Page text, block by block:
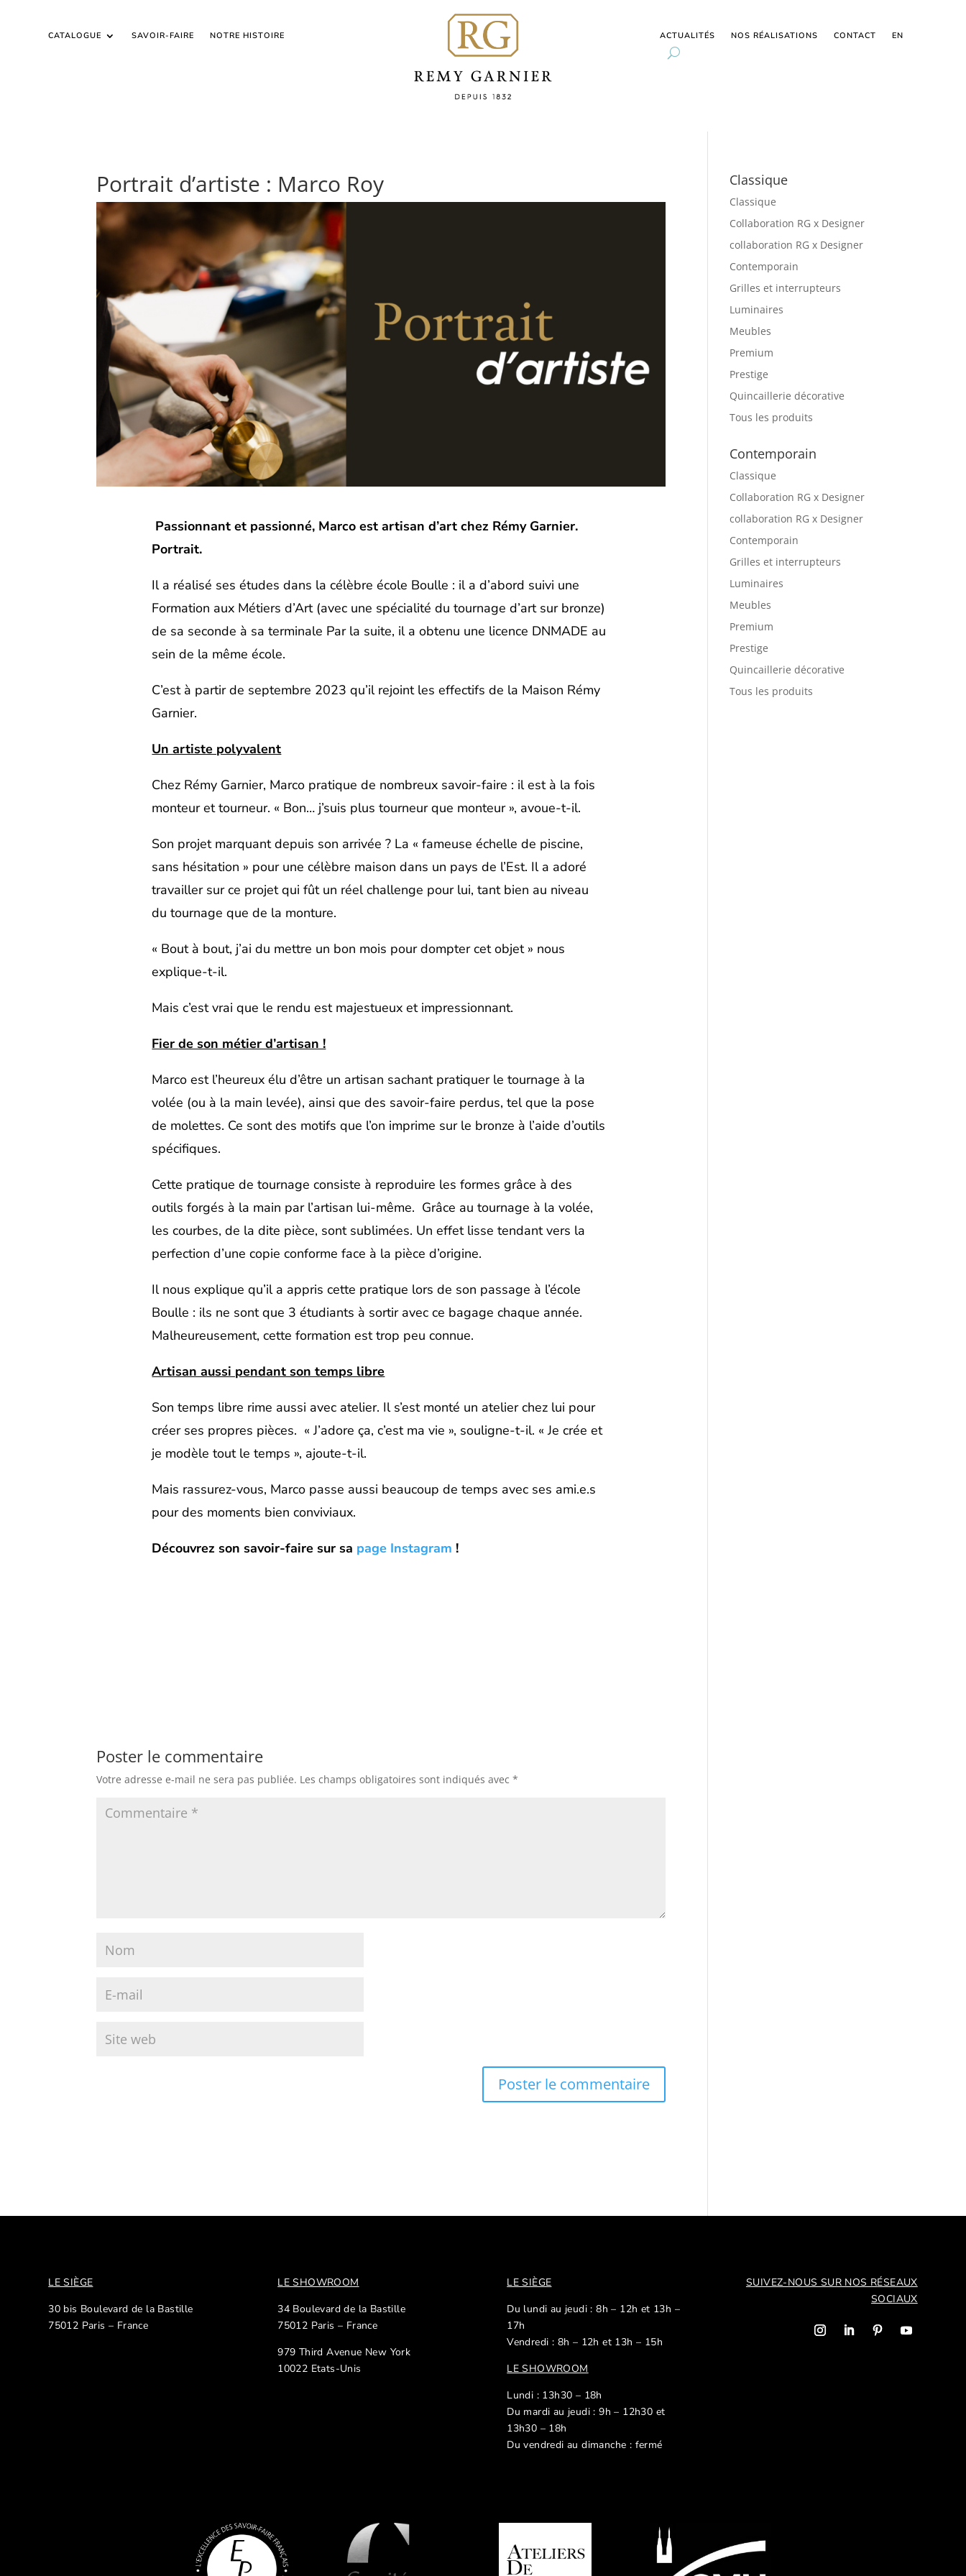
CATALOGUE SAVOIR-FAIRE NOTRE HISTOIRE ACTUALITÉS NOS RÉALISATIONS CONTACT EN
Portrait d’artiste : Marco Roy
Passionnant et passionné, Marco est artisan d’art chez Rémy Garnier.
Portrait.
Il a réalisé ses études dans la célèbre école Boulle : il a d’abord suivi une
Formation aux Métiers d’Art (avec une spécialité du tournage d’art sur bronze)
de sa seconde à sa terminale Par la suite, il a obtenu une licence DNMADE au
sein de la même école.
C’est à partir de septembre 2023 qu’il rejoint les effectifs de la Maison Rémy
Garnier.
Un artiste polyvalent
Chez Rémy Garnier, Marco pratique de nombreux savoir-faire : il est à la fois
monteur et tourneur. « Bon… j’suis plus tourneur que monteur », avoue-t-il.
Son projet marquant depuis son arrivée ? La « fameuse échelle de piscine,
sans hésitation » pour une célèbre maison dans un pays de l’Est. Il a adoré
travailler sur ce projet qui fût un réel challenge pour lui, tant bien au niveau
du tournage que de la monture.
« Bout à bout, j’ai du mettre un bon mois pour dompter cet objet » nous
explique-t-il.
Mais c’est vrai que le rendu est majestueux et impressionnant.
Fierde son métier d’artisan !
Marco est l’heureux élu d’être un artisan sachant pratiquer le tournage à la
volée (ou à la main levée), ainsi que des savoir-faire perdus, tel que la pose
de molettes. Ce sont des motifs que l’on imprime sur le bronze à l’aide d’outils
spécifiques.
Cette pratique de tournage consiste à reproduire les formes grâce à des
outils forgés à la main par l’artisan lui-même. Grâce au tournage à la volée,
les courbes, de la dite pièce, sont sublimées. Un effet lisse tendant vers la
perfection d’une copie conforme face à la pièce d’origine.
Il nous explique qu’il a appris cette pratique lors de son passage à l’école
Boulle : ils ne sont que 3 étudiants à sortir avec ce bagage chaque année.
Malheureusement, cette formation est trop peu connue.
Artisan aussi pendant son temps libre
Son temps libre rime aussi avec atelier. Il s’est monté un atelier chez lui pour
créer ses propres pièces. « J’adore ça, c’est ma vie », souligne-t-il. « Je crée et
je modèle tout le temps », ajoute-t-il.
Mais rassurez-vous, Marco passe aussi beaucoup de temps avec ses ami.e.s
pour des moments bien conviviaux.
Découvrez son savoir-faire sur sa page Instagram !
Poster le commentaire
Votre adresse e-mail ne sera pas publiée. Les champs obligatoires sont indiqués avec*
Classique
Classique
Collaboration RG x Designer
collaboration RG x Designer
Contemporain
Grilles et interrupteurs
Luminaires
Meubles
Premium
Prestige
Quincaillerie décorative
Tous les produits
Contemporain
Classique
Collaboration RG x Designer
collaboration RG x Designer
Contemporain
Grilles et interrupteurs
Luminaires
Meubles
Premium
Prestige
Quincaillerie décorative
Tous les produits
LE SIÈGE
30 bis Boulevard de la Bastille
75012 Paris – France
LE SHOWROOM
34 Boulevard de la Bastille
75012 Paris – France
979 Third Avenue New York
10022 Etats-Unis
LE SIÈGE
Du lundi au jeudi : 8h – 12h et 13h –
17h
Vendredi : 8h – 12h et 13h – 15h
LE SHOWROOM
Lundi : 13h30 – 18h
Du mardi au jeudi : 9h – 12h30 et
13h30 – 18h
Du vendredi au dimanche : fermé
SUIVEZ-NOUS SUR NOS RÉSEAUX
SOCIAUX